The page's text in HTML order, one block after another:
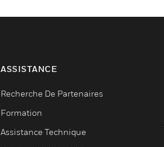
ASSISTANCE
Recherche De Partenaires
Formation
Assistance Technique